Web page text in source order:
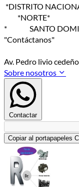
*DISTRITO
*NORTE*
* SANTO
Av. Pedro livio
Sobre nosotros
Contactar
Copiar al portapapeles